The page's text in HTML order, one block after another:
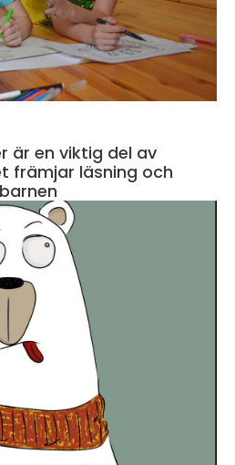
är en viktig del av
främjar läsning och